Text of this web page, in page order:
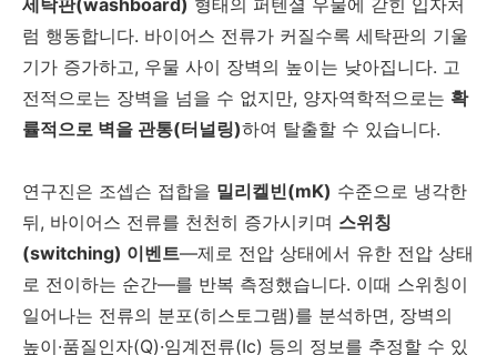
럼 행동합니다. 바이어스 전류가 커질수록 세탁판의 기울
기가 증가하고, 우물 사이 장벽의 높이는 낮아집니다. 고
전적으로는 장벽을 넘을 수 없지만, 양자역학적으로는 확
률적으로 벽을 관통(터널링)하여 탈출할 수 있습니다.
연구진은 조셉슨 접합을 밀리켈빈(mK) 수준으로 냉각한
뒤, 바이어스 전류를 천천히 증가시키며 스위칭
(switching) 이벤트—제로 전압 상태에서 유한 전압 상태
로 전이하는 순간—를 반복 측정했습니다. 이때 스위칭이
일어나는 전류의 분포(히스토그램)를 분석하면, 장벽의
높이·품질인자(Q)·임계전류(Ic) 등의 정보를 추정할 수 있